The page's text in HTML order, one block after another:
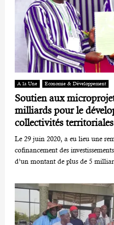
A la Une Economie & Développement
Soutien aux
milliards pour le
collectivités territoriales
Le 29 juin 2020, a eu lieu une
cofinancement des
d’un montant de plus de 5